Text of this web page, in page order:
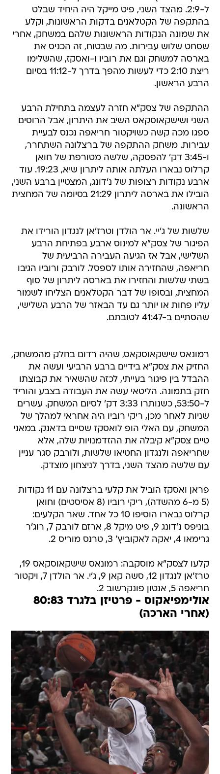
ל-2:9. מהצד השני, פיט מייקל היה היחיד שבלט
בהתקפה של הקטלאנים בדקות הראשונות, וקלע
את שמונה הנקודות הראשונות שלהם במשחק, אחרי
שסחט שלוש עבירות. מה שבטוח, זה הכניס את
בארסה למשחק וגם את רוביו ו-ואסקז, שהשלימו
ריצת 2:10 כדי לעשות מהפך בדרך ל-11:12 בסיום
הרבע הראשון.
ההתקפה של צסק"א חזרה לעצמה בתחילת הרבע
השני ושישקאוסקאס השיב את היתרון, אבל הרוסים
ספגו מכה קשה כשויקטור חריאפה נכנס לבעיית
עבירות. משחק ההתקפה של ברצלונה השתחרר,
ו-3:45 דק' להפסקה, שלשה מטורפת של חואן
קרלוס נבארו העלתה אותה ליתרון שיא, 19:23. עוד
ארבע נקודות רצופות של נ'דונג, המצטיין ברבע השני,
הובילו את בארסה ליתרון 21:29 בסיומה של המחצית
הראשונה.
שלשות של ג'יי. אר הולדן וטרז'אן לנגדון הורידו את
הפיגור של צסק"א למינוס ארבע בפתיחת הרבע
השלישי, אבל אז הגיעה העבירה הרביעית של
חריאפה, שהחזירה אותו לספסל. לורבק ורוביו הגיבו
בשתי שלשות והחזירו את בארסה ליתרון של סוף
המחצית, ובסופו של דבר הקטלאנים הצליחו לשמור
עליו פחות או יותר גם עד הבאזר של הרבע השלישי,
שהסתיים ב-41:47 לטובתם.
רמונאס שישקאוסקאס, שהיה רדום בחלק מהמשחק,
החזיק את צסק"א בידיים ברבע הרביעי ועשה את
ההבדל בין פיגור בעייתי, לכזה שהשאיר את קבוצתו
חזק בתמונה. הליטאי עשה את העבודה בצבע והוריד
ל-53:50, כשנותרו 3:33 דק' לסיום המשחק. עשרים
שניות לאחר מכן, ריקי רוביו היה אחראי למהלך של
המשחק, עם האלי הופ לואסקז שסיים בדאנק. במאני
טיים צסק"א קיבלה את ההזדמנויות שלה, אלא
שחריאפה ולנגדון החטיאו שלשות, ולורבק סגר עניין
עם שלשה מהצד השני, בדרך לניצחון מוצדק.
פראן ואסקז הוביל את קלעי ברצלונה עם 11 נקודות
(5 מ-6 מהשדה), ריקי רוביו (8 אסיסטים) וחואן
קרלוס נבארו הוסיפו 10 כל אחד. שאר הקלעים:
בוניפס נ'דונג 9, פיט מיקל 8, ארזם לורבק 7, רוג'ר
גרימאו 4, יאקה לאקוביץ' 3, טרנס מוריס 2.
קלעו לצסק"א מוסקבה: רמונאס שישקאוסקאס 19,
טרז'אן לנגדון 12, סשה קאן 9, ג'י. אר הולדן 7, ויקטור
חריאפה 5, אנטון פונקרשוב 2.
אולימפיאקוס - פרטיזן בלגרד 80:83
(אחרי הארכה)